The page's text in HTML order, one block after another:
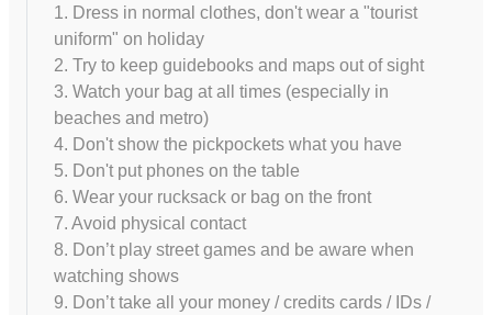
1. Dress in normal clothes, don't wear a "tourist
uniform" on holiday
2. Try to keep guidebooks and maps out of sight
3. Watch your bag at all times (especially in
beaches and metro)
4. Don't show the pickpockets what you have
5. Don't put phones on the table
6. Wear your rucksack or bag on the front
7. Avoid physical contact
8. Don’t play street games and be aware when
watching shows
9. Don’t take all your money / credits cards / IDs /